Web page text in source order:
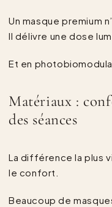
Un masque premium
Il délivre une dose
Et en
Matériaux :
des séances
La différence la plus
le confort.
Beaucoup de